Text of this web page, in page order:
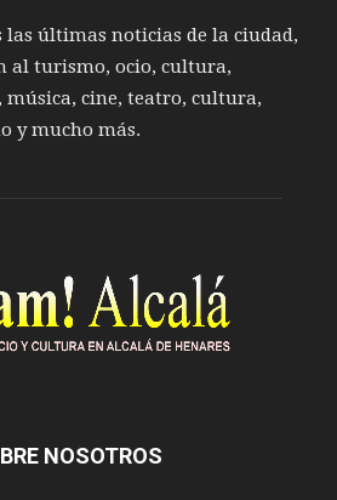
las últimas noticias de la ciudad,
al turismo, ocio, cultura,
música, cine, teatro, cultura,
y mucho más.
NOSOTROS